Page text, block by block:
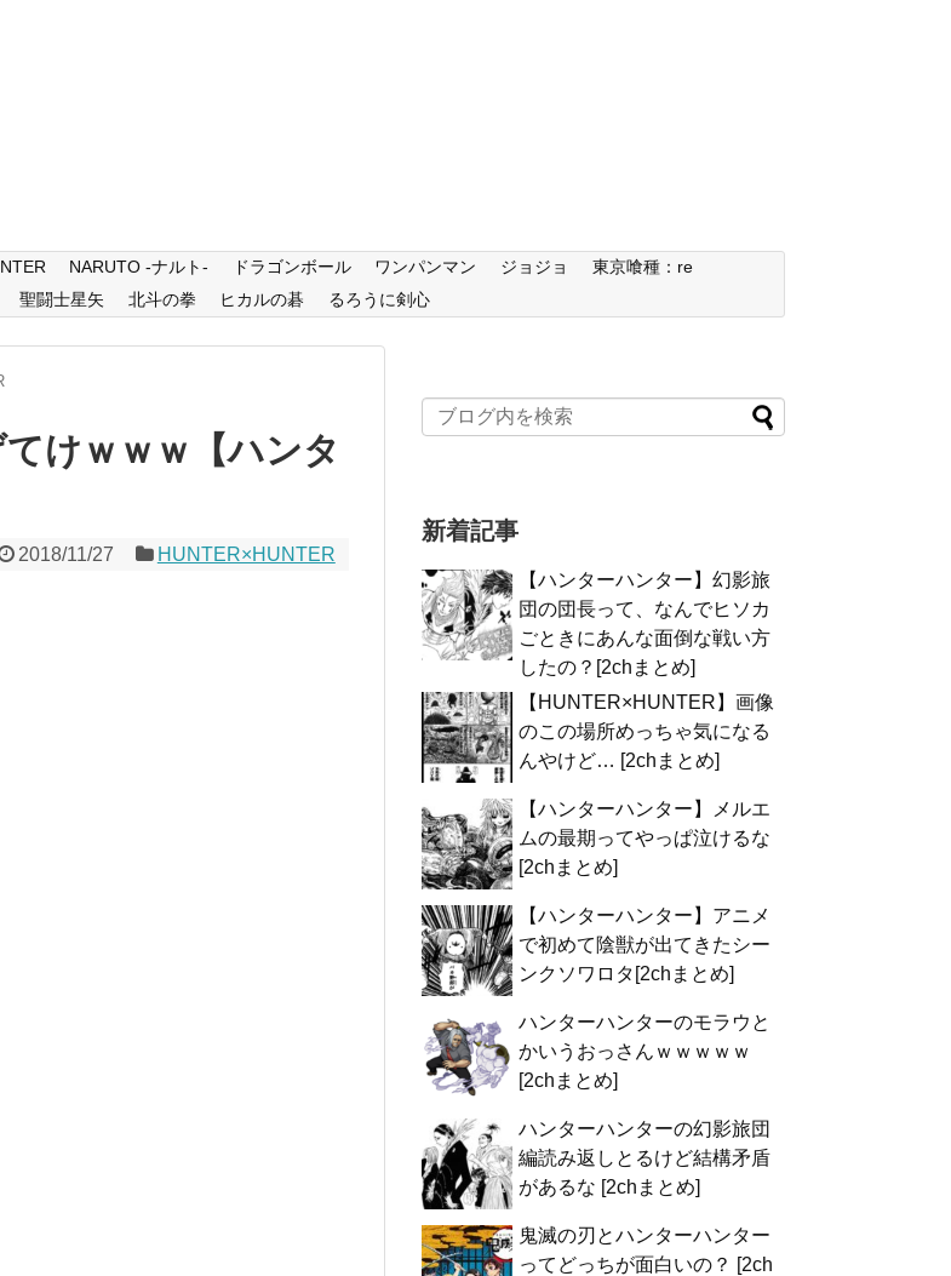
NARUTO -ナルト- ドラゴンボール ワンパンマン ジョジョ
東京喰種：re
聖闘士星矢 北斗の拳 ヒカルの碁 るろうに剣心
けｗｗｗ【ハンタ
2018/11/27 HUNTER×HUNTER
新着記事
【ハンターハンター】幻影旅
団の団長って、なんでヒソカ
ごときにあんな面倒な戦い方
したの？[2chまとめ]
【HUNTER×HUNTER】画像
のこの場所めっちゃ気になる
んやけど… [2chまとめ]
【ハンターハンター】メルエ
ムの最期ってやっぱ泣けるな
[2chまとめ]
【ハンターハンター】アニメ
で初めて陰獣が出てきたシー
ンクソワロタ[2chまとめ]
ハンターハンターのモラウと
かいうおっさんｗｗｗｗｗ
[2chまとめ]
ハンターハンターの幻影旅団
編読み返しとるけど結構矛盾
があるな [2chまとめ]
鬼滅の刃とハンターハンター
ってどっちが面白いの？ [2ch